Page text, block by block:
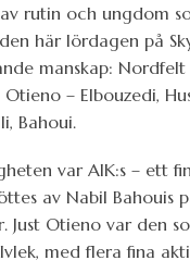
rutin och ungdom
här lördagen på
manskap: Nordfelt
Otieno – Elbouzedi,
Bahoui.
var AIK:s – ett
av Nabil Bahouis
Just Otieno var den
med flera fina